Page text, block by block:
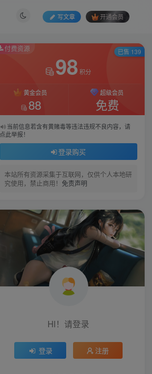
写文章 开通会员
付费资源
98 积分
黄金会员
88
超级会员
免费
当前信息若含有黄赌毒等违法违规不良内容，请
点此举报！
登录购买
本站所有资源采集于互联网，仅供个人本地研
究使用，禁止商用！ 免责声明
已售 139
HI！请登录
登录 注册